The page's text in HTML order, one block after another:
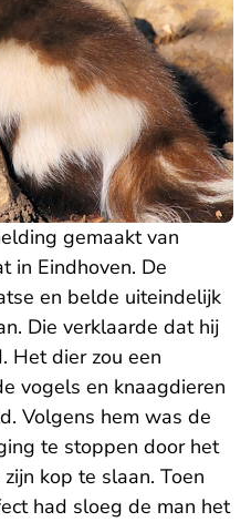
gemaakt van
in Eindhoven. De
en belde uiteindelijk
Die verklaarde dat hij
Het dier zou een
vogels en knaagdieren
Volgens hem was de
te stoppen door het
kop te slaan. Toen
had sloeg de man het